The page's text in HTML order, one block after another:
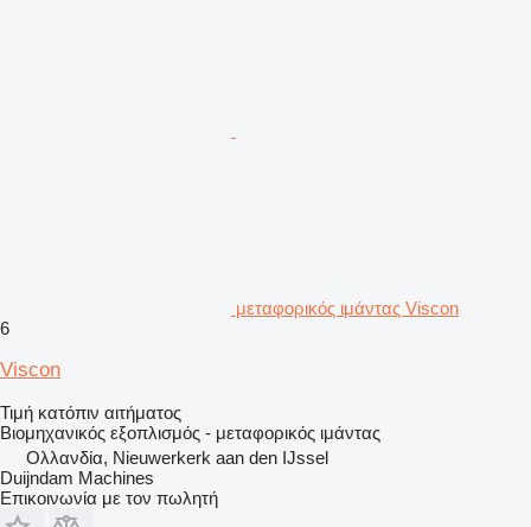
μεταφορικός ιμάντας Viscon
6
Viscon
Τιμή κατόπιν αιτήματος
Βιομηχανικός εξοπλισμός - μεταφορικός ιμάντας
Ολλανδία, Nieuwerkerk aan den IJssel
Duijndam Machines
Επικοινωνία με τον πωλητή